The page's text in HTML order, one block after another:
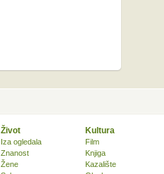
Život
Iza ogledala
Znanost
Žene
Kultura
Film
Knjiga
Kazalište